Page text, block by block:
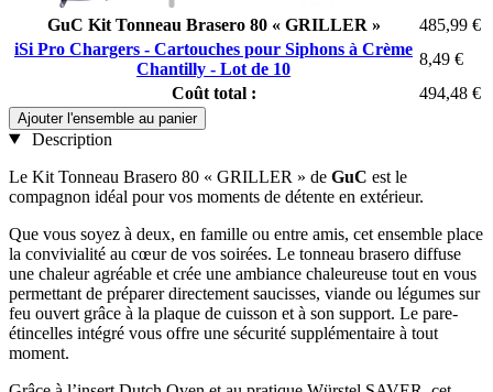
GuC Kit Tonneau Brasero 80 « GRILLER »
485,99 €
iSi Pro Chargers - Cartouches pour Siphons à Crème
Chantilly - Lot de 10
8,49 €
Coût total :
494,48 €
Ajouter l'ensemble au panier
Description
Le Kit Tonneau Brasero 80 « GRILLER » de GuC est le
compagnon idéal pour vos moments de détente en extérieur.
Que vous soyez à deux, en famille ou entre amis, cet ensemble place
la convivialité au cœur de vos soirées. Le tonneau brasero diffuse
une chaleur agréable et crée une ambiance chaleureuse tout en vous
permettant de préparer directement saucisses, viande ou légumes sur
feu ouvert grâce à la plaque de cuisson et à son support. Le pare-
étincelles intégré vous offre une sécurité supplémentaire à tout
moment.